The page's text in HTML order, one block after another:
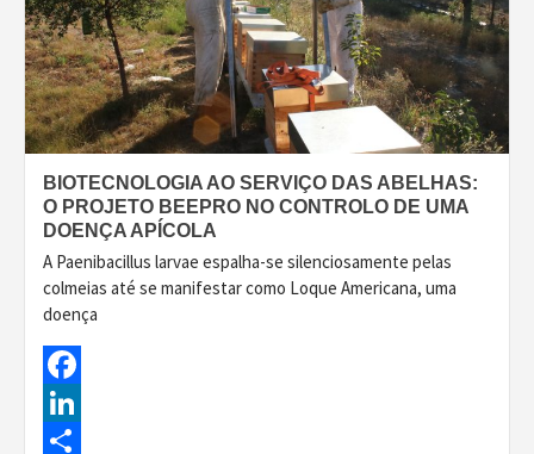
BIOTECNOLOGIA AO SERVIÇO DAS ABELHAS:
O PROJETO BEEPRO NO CONTROLO DE UMA
DOENÇA APÍCOLA
A Paenibacillus larvae espalha-se silenciosamente pelas
colmeias até se manifestar como Loque Americana, uma
doença
Facebook
LinkedIn